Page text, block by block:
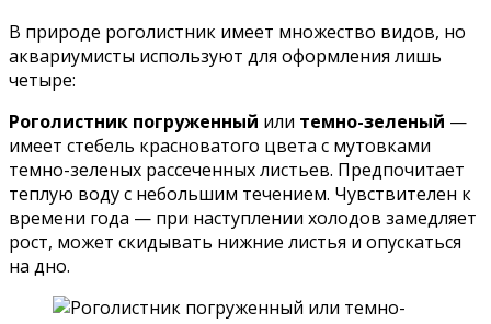
В природе роголистник имеет множество видов, но
аквариумисты используют для оформления лишь
четыре:
Роголистник погруженный или темно-зеленый —
имеет стебель красноватого цвета с мутовками
темно-зеленых рассеченных листьев. Предпочитает
теплую воду с небольшим течением. Чувствителен к
времени года — при наступлении холодов замедляет
рост, может скидывать нижние листья и опускаться
на дно.